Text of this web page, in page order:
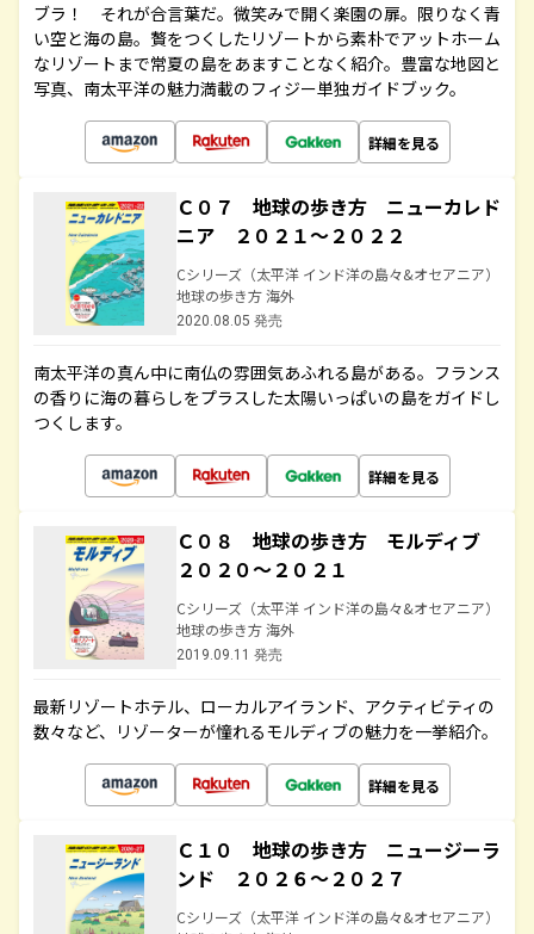
ブラ！ それが合言葉だ。微笑みで開く楽園の扉。限りなく青
い空と海の島。贅をつくしたリゾートから素朴でアットホーム
なリゾートまで常夏の島をあますことなく紹介。豊富な地図と
写真、南太平洋の魅力満載のフィジー単独ガイドブック。
詳細を見る
Ｃ０７ 地球の歩き方 ニューカレド
ニア ２０２１～２０２２
Cシリーズ（太平洋 インド洋の島々&オセアニア）
地球の歩き方 海外
2020.08.05 発売
南太平洋の真ん中に南仏の雰囲気あふれる島がある。フランス
の香りに海の暮らしをプラスした太陽いっぱいの島をガイドし
つくします。
詳細を見る
Ｃ０８ 地球の歩き方 モルディブ
２０２０～２０２１
Cシリーズ（太平洋 インド洋の島々&オセアニア）
地球の歩き方 海外
2019.09.11 発売
最新リゾートホテル、ローカルアイランド、アクティビティの
数々など、リゾーターが憧れるモルディブの魅力を一挙紹介。
詳細を見る
Ｃ１０ 地球の歩き方 ニュージーラ
ンド ２０２６～２０２７
Cシリーズ（太平洋 インド洋の島々&オセアニア）